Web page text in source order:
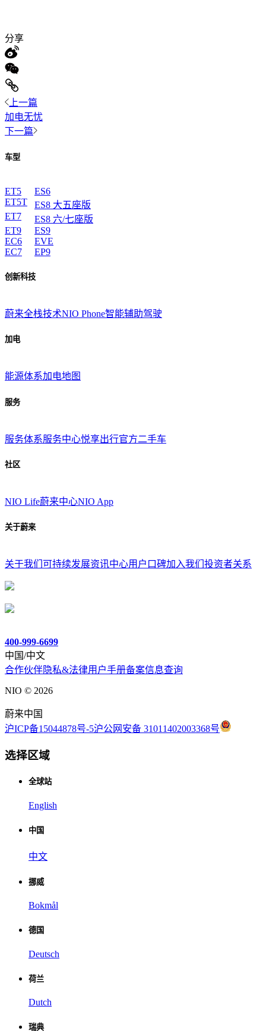
分享
上一篇
加电无忧
下一篇
车型
ET5
ET5T
ET7
ET9
EC6
EC7
ES6
ES8 大五座版
ES8 六/七座版
ES9
EVE
EP9
创新科技
蔚来全栈技术NIO Phone智能辅助驾驶
加电
能源体系加电地图
服务
服务体系服务中心悦享出行官方二手车
社区
NIO Life蔚来中心NIO App
关于蔚来
关于我们 可持续发展资讯中心用户口碑加入我们 投资者关系
400-999-6699
中国/中文
合作伙伴隐私&法律用户手册备案信息查询
NIO © 2026
蔚来中国
沪ICP备15044878号-5沪公网安备 31011402003368号
选择区域
全球站
English
中国
中文
挪威
Bokmål
德国
Deutsch
荷兰
Dutch
瑞典